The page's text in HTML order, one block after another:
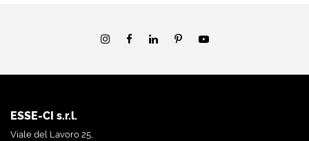
ESSE-CI s.r.l.
Viale del Lavoro 25,